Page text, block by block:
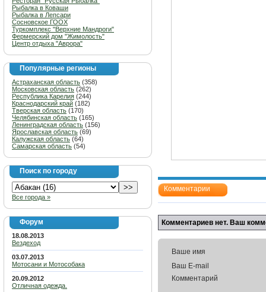
Рыбалка в Коваши
Рыбалка в Лепсари
Сосновское ГООХ
Туркомплекс "Верхние Мандроги"
Фермерский дом "Жимолость"
Центр отдыха "Аврора"
Популярные регионы
Астраханская область (358)
Московская область (262)
Республика Карелия (244)
Краснодарский край (182)
Тверская область (170)
Челябинская область (165)
Ленинградская область (156)
Ярославская область (69)
Калужская область (64)
Самарская область (54)
Поиск по городу
Все города »
Форум
18.08.2013
Вездеход
03.07.2013
Мотосани и Мотособака
20.09.2012
Отличная одежда.
Комментарии
Комментариев нет. Ваш
Ваше имя
Ваш E-mail
Комментарий